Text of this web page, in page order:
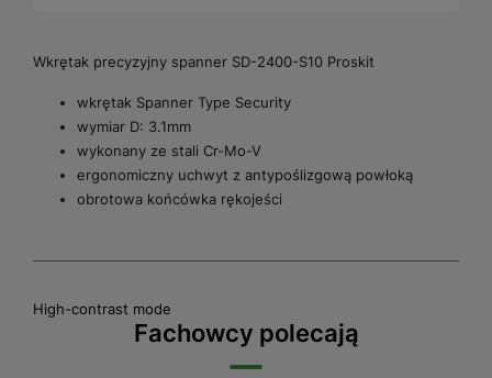
Wkrętak precyzyjny spanner SD-2400-S10 Proskit
wkrętak Spanner Type Security
wymiar D: 3.1mm
wykonany ze stali Cr-Mo-V
ergonomiczny uchwyt z antypoślizgową powłoką
obrotowa końcówka rękojeści
High-contrast mode
Fachowcy polecają